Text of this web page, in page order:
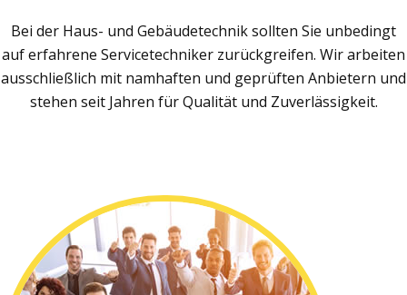
Bei der Haus- und Gebäudetechnik sollten Sie unbedingt
auf erfahrene Servicetechniker zurückgreifen. Wir arbeiten
ausschließlich mit namhaften und geprüften Anbietern und
stehen seit Jahren für Qualität und Zuverlässigkeit.